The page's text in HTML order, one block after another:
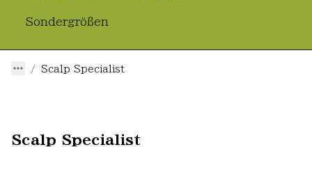
Sondergrößen
Scalp Specialist
Scalp Specialist